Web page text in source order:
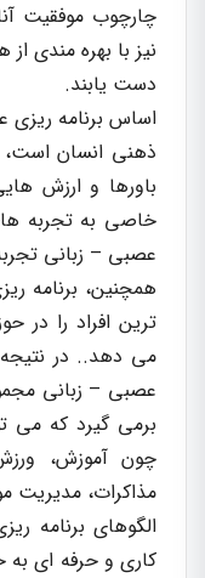
چارچوب موفقیت
نیز با بهره مندی
دست یابند.
اساس برنامه
ذهنی انسان است،
باورها و ارزش
خاصی به تجربه
عصبی – زبانی
همچنین، برنامه
ترین افراد را در
می دهد.. در نتیجه
عصبی – زبانی
برمی گیرد که می
چون آموزش،
مذاکرات، مدیریت
الگوهای برنامه
کاری و حرفه ای به